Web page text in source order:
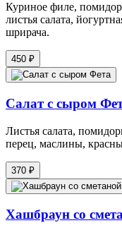
Куриное филе,
листья салата,
шрирача.
450 ₽
Салат с сыром
Листья салата,
перец, маслины,
370 ₽
Хашбраун со